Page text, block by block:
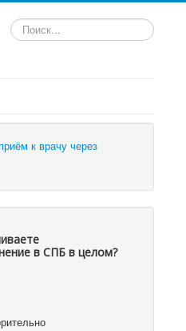
Искать...
в СПБ в целом?